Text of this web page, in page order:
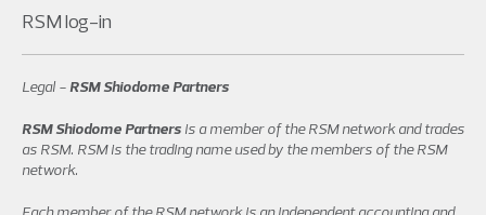
RSM log-in
Legal -RSM Shiodome Partners
RSM Shiodome Partners is a member of the RSM network and trades
as RSM. RSM is the trading name used by the members of the RSM
network.